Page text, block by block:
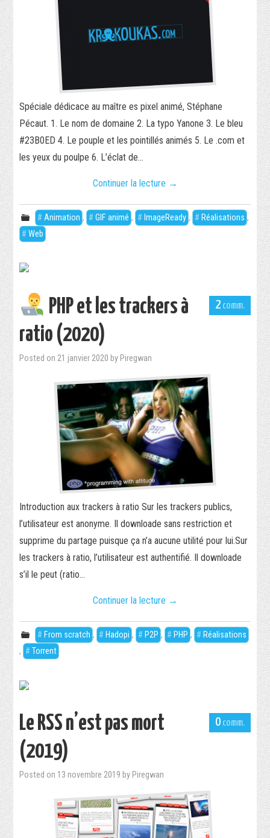
Spéciale dédicace au maître es pixel animé, Stéphane
Pécaut. 1. Le nom de domaine 2. La typo Yanone 3. Le bleu
#23B0ED 4. Le pouple et les pointillés animés 5. Le .com et
les yeux du poulpe 6. L’éclat de…
Continuer la lecture →
Animation , GIF animé , ImageReady , Réalisations ,
Web
2
PHP et les trackers à
ratio (2020)
Posted on 21 janvier 2020 by Piregwan
Introduction aux trackers à ratio Sur les trackers publics,
l’utilisateur est anonyme. Il downloade sans restriction et
supprime du partage puisque ça n’a aucune utilité pour lui.Sur
les trackers à ratio, l’utilisateur est authentifié. Il downloade
s’il le peut (ratio…
Continuer la lecture →
From scratch , Hadopi , P2P , PHP ,
Réalisations
,
Torrent
0
Le RSS n’est pas mort
(2019)
Posted on 13 novembre 2019 by Piregwan